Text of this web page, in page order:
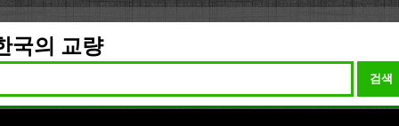
국의 교량
검색